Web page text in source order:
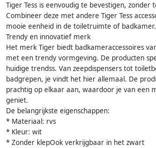
Tiger Tess is eenvoudig te bevestigen, zonder
Combineer deze met andere Tiger Tess
mooie eenheid in de toiletruimte of badkamer.
Trendy en innovatief merk
Het merk Tiger biedt badkameraccessoires
met een trendy vormgeving. De producten
huidige trendss. Van zeepdispensers tot
badgrepen, je vindt het hier allemaal. De
prachtig op elkaar aan, waardoor je van een
geniet.
De belangrijkste eigenschappen:
* Materiaal: rvs
* Kleur: wit
* Zonder klepOok verkrijgbaar in het zwart